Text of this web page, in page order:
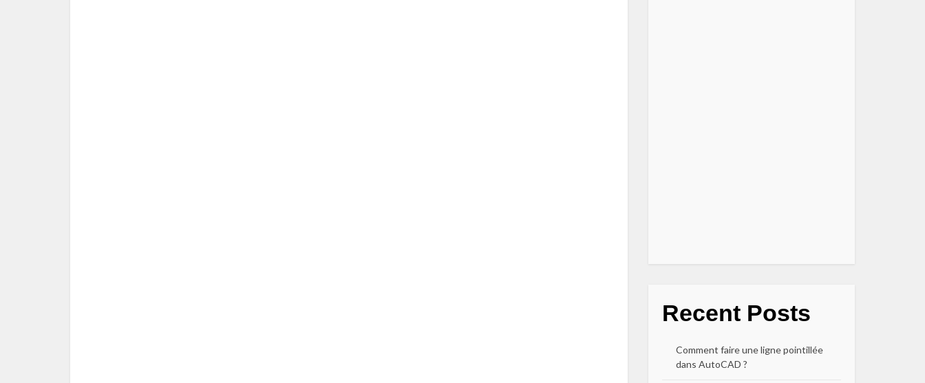
Recent Posts
Comment faire une ligne pointillée
dans AutoCAD ?